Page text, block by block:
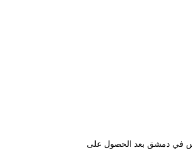
في دمشق بعد الحصول على